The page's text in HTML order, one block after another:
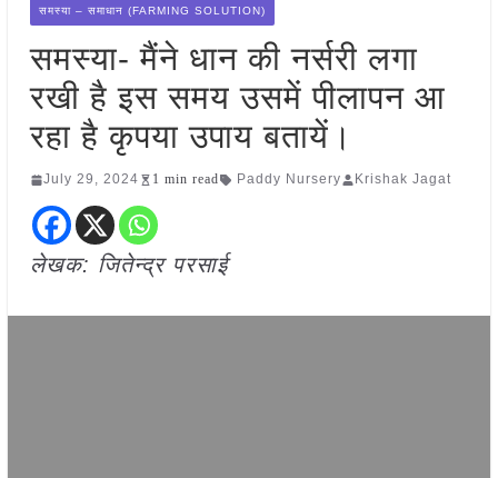
समस्या – समाधान (FARMING SOLUTION)
समस्या- मैंने धान की नर्सरी लगा
रखी है इस समय उसमें पीलापन आ
रहा है कृपया उपाय बतायें।
July 29, 2024 1 min read Paddy Nursery Krishak Jagat
लेखक: जितेन्द्र परसाई